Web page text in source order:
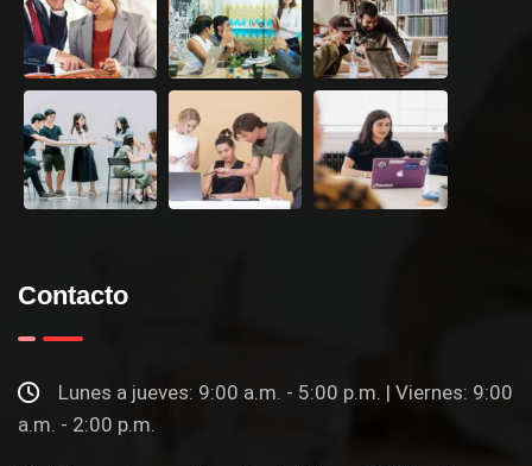
Contacto
Lunes a jueves: 9:00 a.m. - 5:00 p.m. | Viernes: 9:00
a.m. - 2:00 p.m.